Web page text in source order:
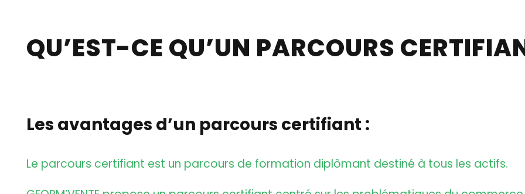
QU’EST-CE QU’UN PARCOURS
Les avantages d’un parcours certifiant :
Le parcours certifiant est un parcours de formation diplômant destiné à tous les actifs.